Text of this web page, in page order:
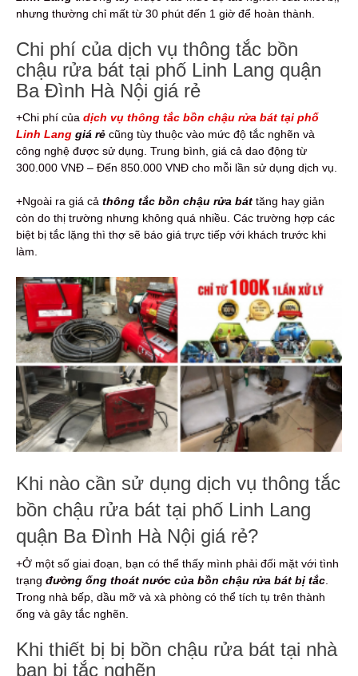
nhưng thường chỉ mất từ 30 phút đến 1 giờ để hoàn thành.
Chi phí của dịch vụ thông tắc bồn
chậu rửa bát tại phố Linh Lang quận
Ba Đình Hà Nội giá rẻ
+Chi phí của dịch vụ thông tắc bồn chậu rửa bát tại phố
Linh Lang giá rẻ cũng tùy thuộc vào mức độ tắc nghẽn và
công nghệ được sử dụng. Trung bình, giá cả dao động từ
300.000 VNĐ – Đến 850.000 VNĐ cho mỗi lần sử dụng dịch vụ.
+Ngoài ra giá cả thông tắc bồn chậu rửa bát tăng hay giản
còn do thị trường nhưng không quá nhiều. Các trường hợp các
biệt bị tắc lặng thì thợ sẽ báo giá trực tiếp với khách trước khi
làm.
Khi nào cần sử dụng dịch vụ thông tắc
bồn chậu rửa bát tại phố Linh Lang
quận Ba Đình Hà Nội giá rẻ?
+Ở một số giai đoạn, bạn có thể thấy mình phải đối mặt với tình
trạng đường ống thoát nước của bồn chậu rửa bát bị tắc
Trong nhà bếp, dầu mỡ và xà phòng có thể tích tụ trên thành
ống và gây tắc nghẽn.
Khi thiết bị bị bồn chậu rửa bát tại nhà
bạn bị tắc nghẽn